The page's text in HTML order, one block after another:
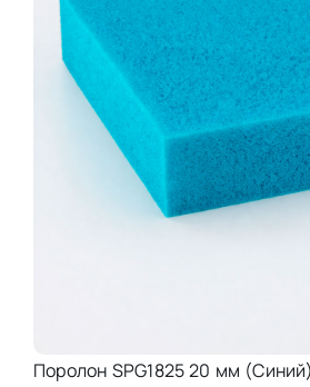
Поролон SPG1825 20 мм